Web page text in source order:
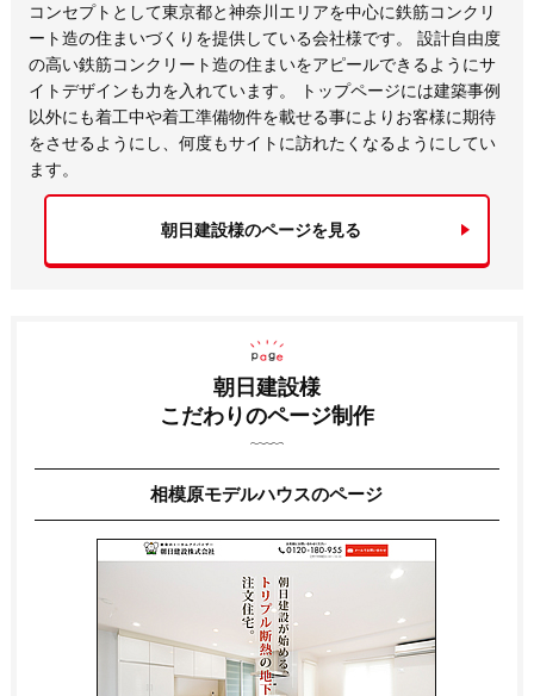
コンセプトとして東京都と神奈川エリアを中心に鉄筋コンクリ
ート造の住まいづくりを提供している会社様です。 設計自由度
の高い鉄筋コンクリート造の住まいをアピールできるようにサ
イトデザインも力を入れています。 トップページには建築事例
以外にも着工中や着工準備物件を載せる事によりお客様に期待
をさせるようにし、何度もサイトに訪れたくなるようにしてい
ます。
朝日建設様のページを見る
朝日建設様
こだわりのページ制作
相模原モデルハウスのページ